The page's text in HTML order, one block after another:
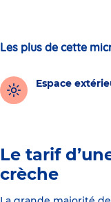
Les plus de cette
Espace
Le tarif
crèche